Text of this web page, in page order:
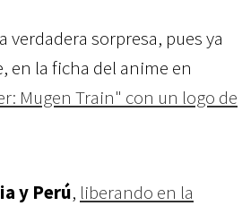
verdadera sorpresa, pues ya
en la ficha del anime en
Mugen Train" con un logo de
y Perú, liberando en la